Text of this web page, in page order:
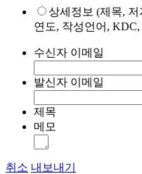
상세정보 (제목,
연도, 작성언어,
수신자 이메일
발신자 이메일
제목
메모
취소 내보내기